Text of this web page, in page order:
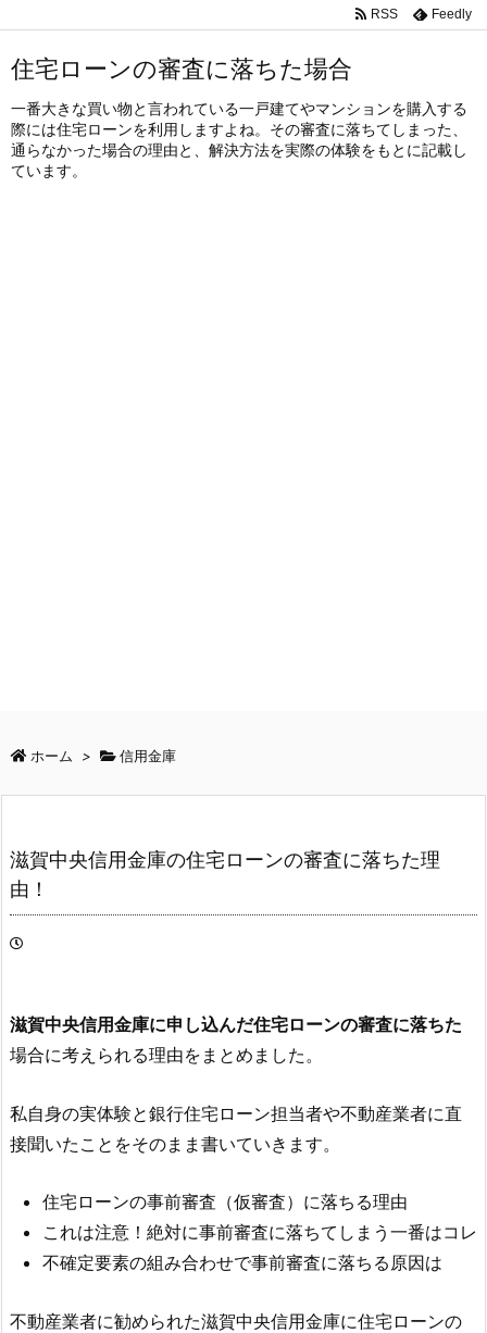
RSS Feedly
住宅ローンの審査に落ちた場合
一番大きな買い物と言われている一戸建てやマンションを購入する
際には住宅ローンを利用しますよね。その審査に落ちてしまった、
通らなかった場合の理由と、解決方法を実際の体験をもとに記載し
ています。
ホーム > 信用金庫
滋賀中央信用金庫の住宅ローンの審査に落ちた理
由！
滋賀中央信用金庫に申し込んだ住宅ローンの審査に落ちた
場合に考えられる理由をまとめました。
私自身の実体験と銀行住宅ローン担当者や不動産業者に直
接聞いたことをそのまま書いていきます。
住宅ローンの事前審査（仮審査）に落ちる理由
これは注意！絶対に事前審査に落ちてしまう一番はコレ
不確定要素の組み合わせで事前審査に落ちる原因は
不動産業者に勧められた滋賀中央信用金庫に住宅ローンの